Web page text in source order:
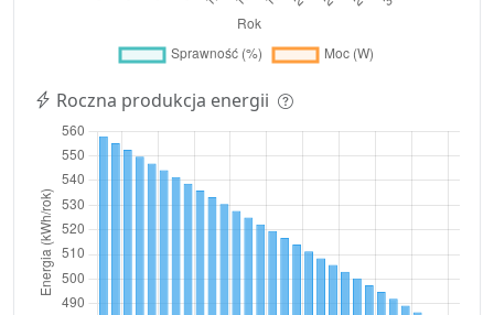
Roczna produkcja energii